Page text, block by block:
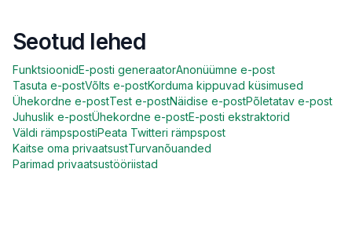
Seotud lehed
FunktsioonidE-posti generaatorAnonüümne e-post
Tasuta e-postVõlts e-postKorduma kippuvad küsimused
Ühekordne e-postTest e-postNäidise e-postPõletatav e-post
Juhuslik e-postÜhekordne e-postE-posti ekstraktorid
Väldi rämpspostiPeata Twitteri rämpspost
Kaitse oma privaatsustTurvanõuanded
Parimad privaatsustööriistad